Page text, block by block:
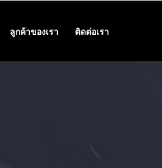
ลูกค้าของเรา ติดต่อเรา